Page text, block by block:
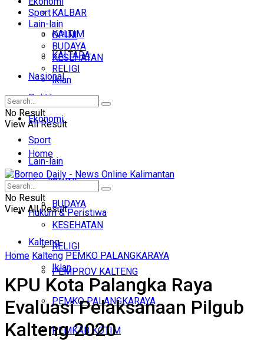
KALBAR
KALTIM
KALTARA
Nasional
Politik
Ekonomi
Sport
Lain-lain
OPINI
BUDAYA
KESEHATAN
RELIGI
Iklan
Sabtu, Agustus 8, 2026
Sport
Lain-lain
OPINI
BUDAYA
KESEHATAN
RELIGI
Iklan
No Result
View All Result
Home
Headline
Hukum & Peristiwa
Kalteng
PEMPROV KALTENG
PEMKO PALANGKARAYA
PEMKAB KOTIM
No Result
View All Result
Home Kalteng PEMKO PALANGKARAYA
KPU Kota Palangka Raya
Evaluasi Pelaksanaan Pilgub
Kalteng 2020